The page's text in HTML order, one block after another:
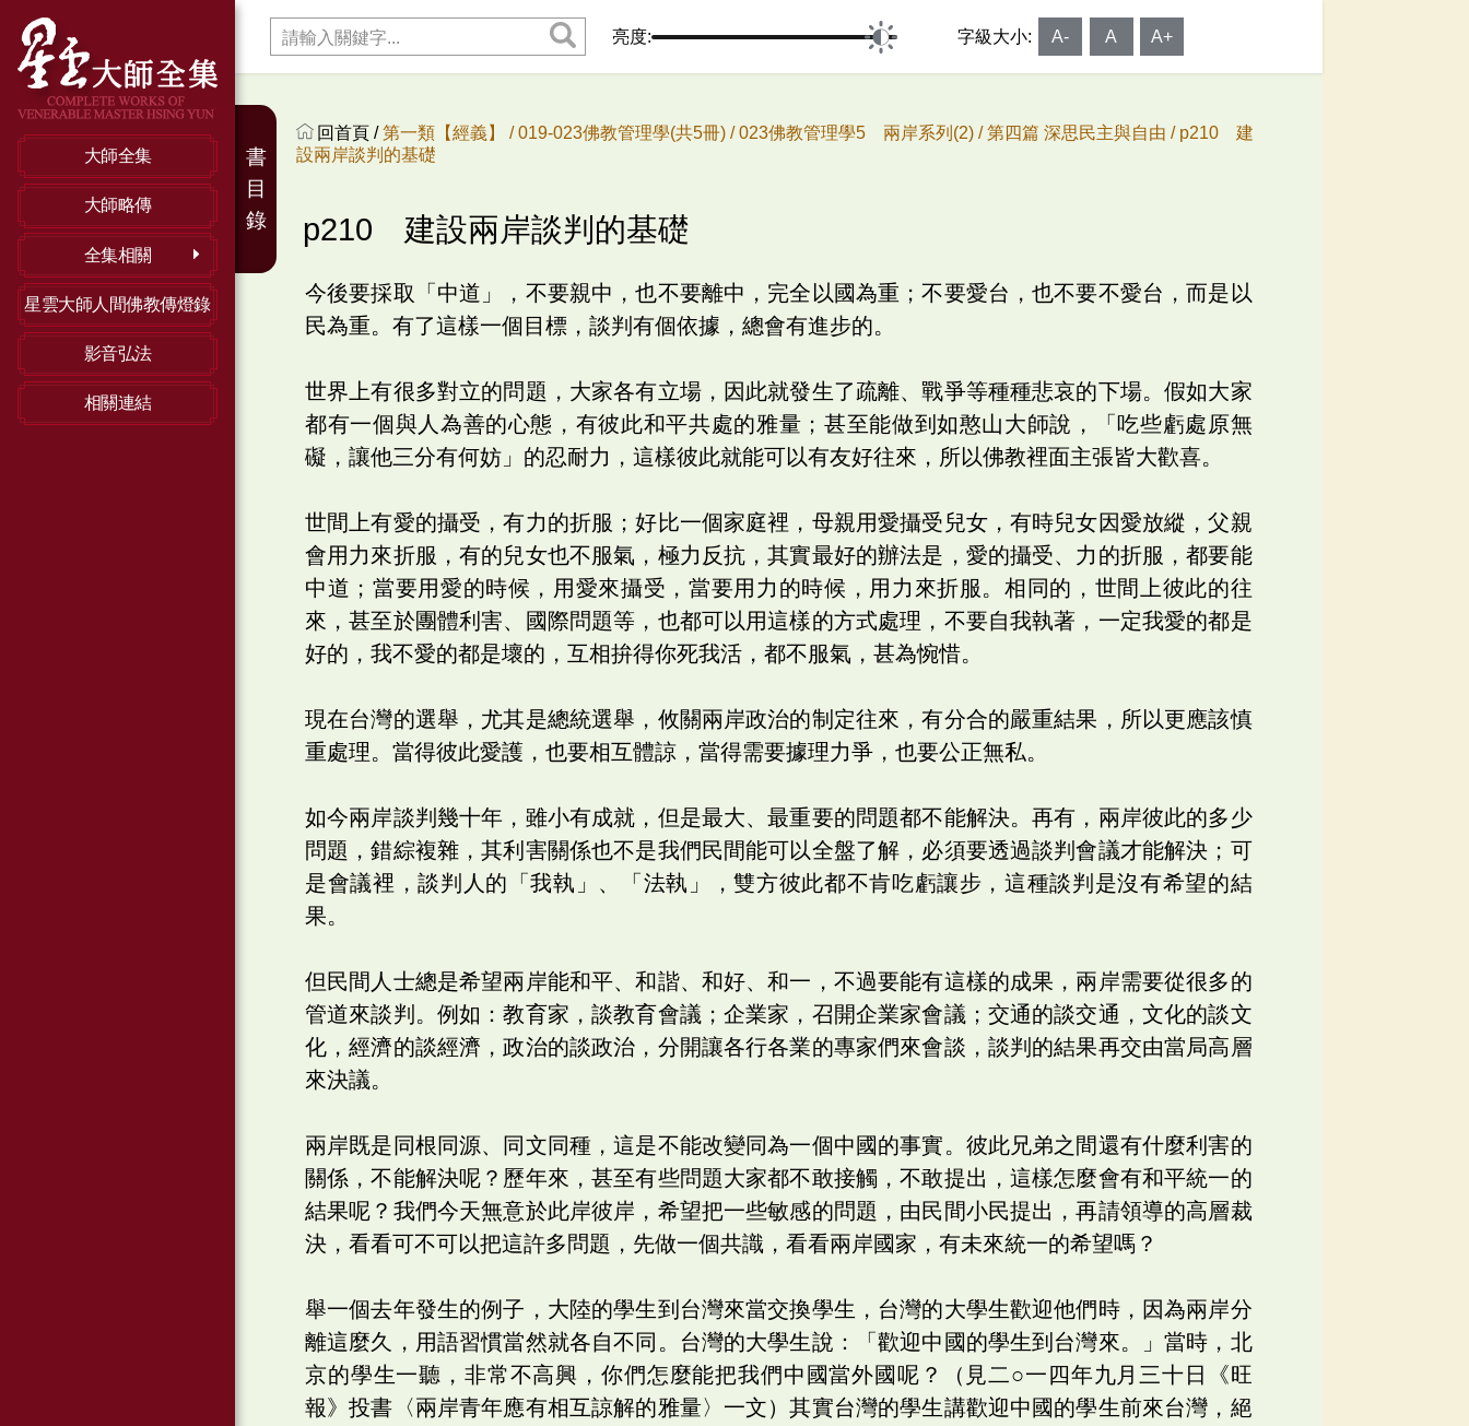
大師全集
大師略傳
全集相關
星雲大師人間佛教傳燈錄
影音弘法
相關連結
亮度: 字級大小: A- A A+
回首頁 /第一類【經義】 /019-023佛教管理學(共5冊) /023佛教管理學5 兩岸系列(2) /第四篇 深思民主與自由 / p210 建
設兩岸談判的基礎
p210 建設兩岸談判的基礎
今後要採取「中道」，不要親中，也不要離中，完全以國為重；不要愛台，也不要不愛台，而是以
民為重。有了這樣一個目標，談判有個依據，總會有進步的。
世界上有很多對立的問題，大家各有立場，因此就發生了疏離、戰爭等種種悲哀的下場。假如大家
都有一個與人為善的心態，有彼此和平共處的雅量；甚至能做到如憨山大師說，「吃些虧處原無
礙，讓他三分有何妨」的忍耐力，這樣彼此就能可以有友好往來，所以佛教裡面主張皆大歡喜。
世間上有愛的攝受，有力的折服；好比一個家庭裡，母親用愛攝受兒女，有時兒女因愛放縱，父親
會用力來折服，有的兒女也不服氣，極力反抗，其實最好的辦法是，愛的攝受、力的折服，都要能
中道；當要用愛的時候，用愛來攝受，當要用力的時候，用力來折服。相同的，世間上彼此的往
來，甚至於團體利害、國際問題等，也都可以用這樣的方式處理，不要自我執著，一定我愛的都是
好的，我不愛的都是壞的，互相拚得你死我活，都不服氣，甚為惋惜。
現在台灣的選舉，尤其是總統選舉，攸關兩岸政治的制定往來，有分合的嚴重結果，所以更應該慎
重處理。當得彼此愛護，也要相互體諒，當得需要據理力爭，也要公正無私。
如今兩岸談判幾十年，雖小有成就，但是最大、最重要的問題都不能解決。再有，兩岸彼此的多少
問題，錯綜複雜，其利害關係也不是我們民間能可以全盤了解，必須要透過談判會議才能解決；可
是會議裡，談判人的「我執」、「法執」，雙方彼此都不肯吃虧讓步，這種談判是沒有希望的結
果。
但民間人士總是希望兩岸能和平、和諧、和好、和一，不過要能有這樣的成果，兩岸需要從很多的
管道來談判。例如：教育家，談教育會議；企業家，召開企業家會議；交通的談交通，文化的談文
化，經濟的談經濟，政治的談政治，分開讓各行各業的專家們來會談，談判的結果再交由當局高層
來決議。
兩岸既是同根同源、同文同種，這是不能改變同為一個中國的事實。彼此兄弟之間還有什麼利害的
關係，不能解決呢？歷年來，甚至有些問題大家都不敢接觸，不敢提出，這樣怎麼會有和平統一的
結果呢？我們今天無意於此岸彼岸，希望把一些敏感的問題，由民間小民提出，再請領導的高層裁
決，看看可不可以把這許多問題，先做一個共識，看看兩岸國家，有未來統一的希望嗎？
舉一個去年發生的例子，大陸的學生到台灣來當交換學生，台灣的大學生歡迎他們時，因為兩岸分
離這麼久，用語習慣當然就各自不同。台灣的大學生說：「歡迎中國的學生到台灣來。」當時，北
京的學生一聽，非常不高興，你們怎麼能把我們中國當外國呢？（見二○一四年九月三十日《旺
報》投書〈兩岸青年應有相互諒解的雅量〉一文）其實台灣的學生講歡迎中國的學生前來台灣，絕
書
目
錄